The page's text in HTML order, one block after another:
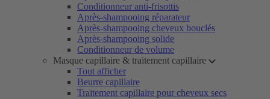
Conditionneur anti-frisottis
Après-shampooing réparateur
Après-shampooing cheveux bouclés
Après-shampooing solide
Conditionneur de volume
Masque capillaire & traitement capillaire
Tout afficher
Beurre capillaire
Traitement capillaire pour cheveux secs